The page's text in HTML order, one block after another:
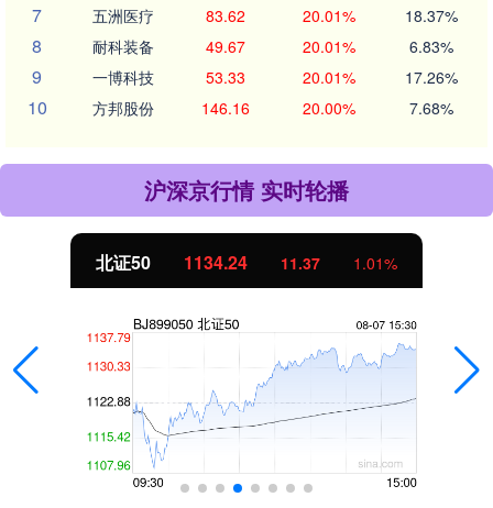
7 五洲医疗 83.62 20.01% 18.37%
8 耐科装备 49.67 20.01% 6.83%
9 一博科技 53.33 20.01% 17.26%
10 方邦股份 146.16 20.00% 7.68%
沪深京行情 实时轮播
北证50 1134.24 11.37 1.01%